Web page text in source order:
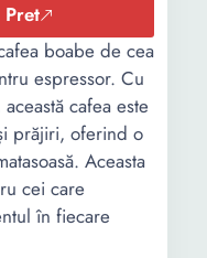
boabe de cea
espressor. Cu
cafea este
prăjiri, oferind o
Aceasta
cei care
în fiecare